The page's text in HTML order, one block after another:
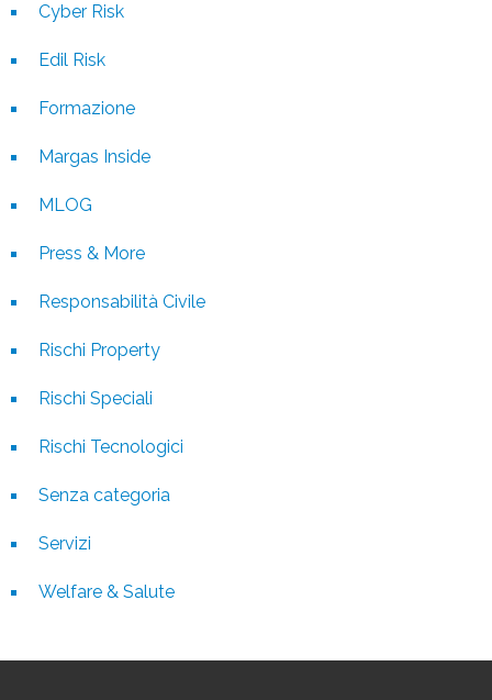
Cyber Risk
Edil Risk
Formazione
Margas Inside
MLOG
Press & More
Responsabilità Civile
Rischi Property
Rischi Speciali
Rischi Tecnologici
Senza categoria
Servizi
Welfare & Salute